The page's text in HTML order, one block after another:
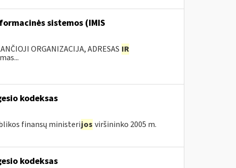
sistemos (IMIS
ORGANIZACIJA, ADRESAS IR
kodeksas
finansų ministerijos viršininko 2005 m.
kodeksas